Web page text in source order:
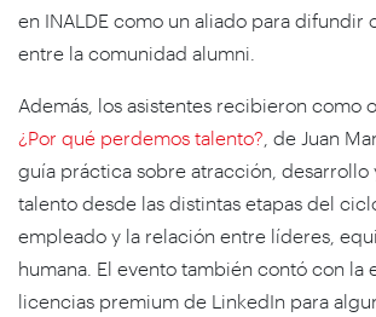
en INALDE como un aliado para difundir
entre la comunidad alumni.
Además, los asistentes recibieron como
¿Por qué perdemos talento? , de Juan
guía práctica sobre atracción,
talento desde las distintas etapas del
empleado y la relación entre líderes,
humana. El evento también contó con la
licencias premium de LinkedIn para